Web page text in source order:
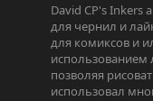
David CP's Inkers
для чернил и
для комиксов и
использованием
позволяя
использовал